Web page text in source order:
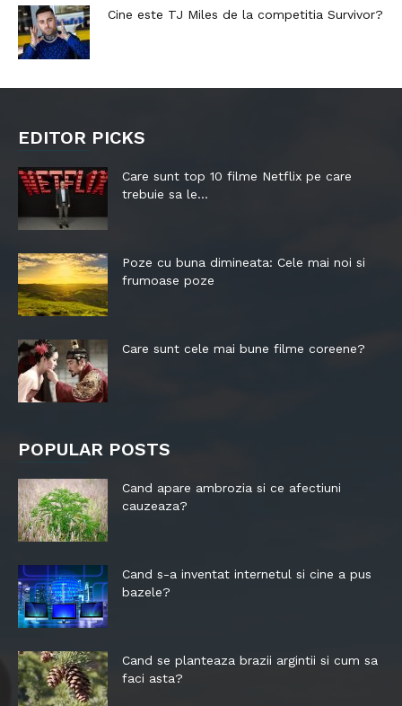
Cine este TJ Miles de la competitia Survivor?
EDITOR PICKS
Care sunt top 10 filme Netflix pe care
trebuie sa le...
Poze cu buna dimineata: Cele mai noi si
frumoase poze
Care sunt cele mai bune filme coreene?
POPULAR POSTS
Cand apare ambrozia si ce afectiuni
cauzeaza?
Cand s-a inventat internetul si cine a pus
bazele?
Cand se planteaza brazii argintii si cum sa
faci asta?